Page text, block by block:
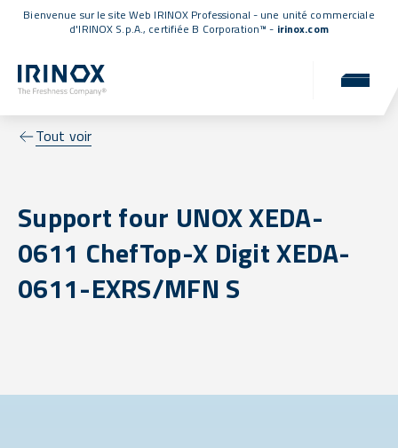
Bienvenue sur le site Web IRINOX Professional - une unité commerciale
d'IRINOX S.p.A., certifiée B Corporation™ - irinox.com
Tout voir
Support four UNOX XEDA-
0611 ChefTop-X Digit XEDA-
0611-EXRS/MFN S